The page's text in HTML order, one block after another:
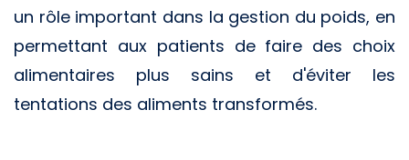
un rôle important dans la gestion du poids, en
permettant aux patients de faire des choix
alimentaires plus sains et d'éviter les
tentations des aliments transformés.